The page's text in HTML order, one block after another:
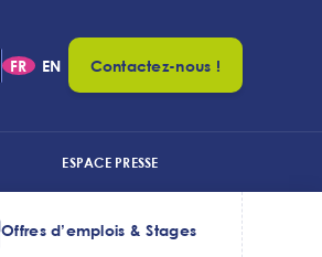
FR EN Contactez-nous !
ESPACE PRESSE
Offres d’emplois & Stages